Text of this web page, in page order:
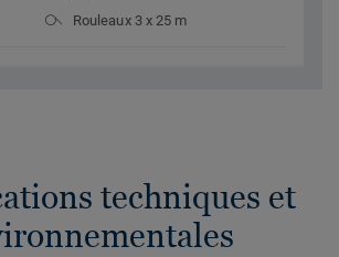
Rouleaux 3 x 25 m
techniques et